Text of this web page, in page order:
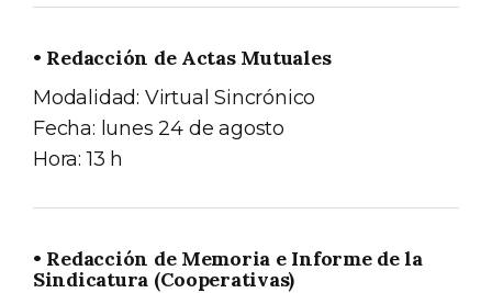
• Redacción de Actas Mutuales
Modalidad: Virtual Sincrónico
Fecha: lunes 24 de agosto
Hora: 13 h
• Redacción de Memoria e Informe de la
Sindicatura (Cooperativas)